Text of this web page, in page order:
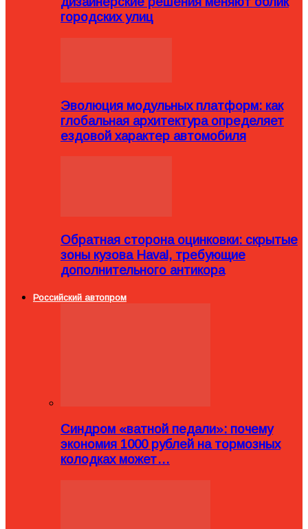
городских улиц
Эволюция модульных платформ: как
глобальная архитектура определяет
ездовой характер автомобиля
Обратная сторона оцинковки: скрытые
зоны кузова Haval, требующие
дополнительного антикора
Российский автопром
Синдром «ватной педали»: почему
экономия 1000 рублей на тормозных
колодках может…